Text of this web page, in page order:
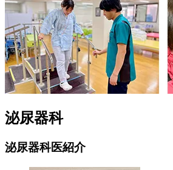
泌尿器科
泌尿器科医紹介